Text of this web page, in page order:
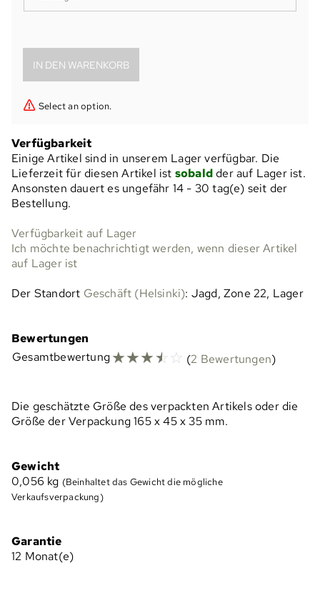
Select an option.
Verfügbarkeit
Einige Artikel sind in unserem Lager verfügbar. Die
Lieferzeit für diesen Artikel ist sobaldder auf Lager ist.
Ansonsten dauert es ungefähr 14 - 30 tag(e) seit der
Bestellung.
Verfügbarkeit auf Lager
Ich möchte benachrichtigt werden, wenn dieser Artikel
auf Lager ist
Der Standort Geschäft (Helsinki): Jagd, Zone 22, Lager
Bewertungen
Gesamtbewertung☆☆☆☆ ☆ (2 Bewertungen)
Die geschätzte Größe des verpackten Artikels oder die
Größe der Verpackung 165 x 45 x 35 mm.
Gewicht
0,056 kg (Beinhaltet das Gewicht die mögliche
Verkaufsverpackung)
Garantie
12 Monat(e)